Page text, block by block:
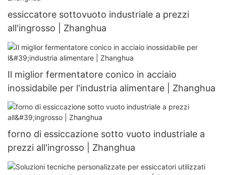
essiccatore sottovuoto industriale a prezzi
all'ingrosso | Zhanghua
Il miglior fermentatore conico in acciaio
inossidabile per l'industria alimentare | Zhanghua
forno di essiccazione sotto vuoto industriale a
prezzi all'ingrosso | Zhanghua